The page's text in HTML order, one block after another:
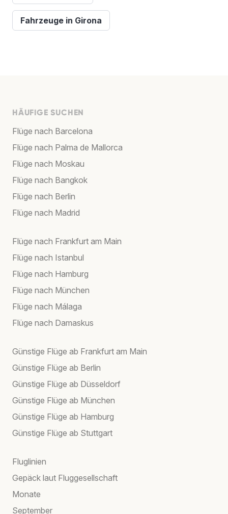
Fahrzeuge in Girona
HÄUFIGE SUCHEN
Flüge nach Barcelona
Flüge nach Palma de Mallorca
Flüge nach Moskau
Flüge nach Bangkok
Flüge nach Berlin
Flüge nach Madrid
Flüge nach Frankfurt am Main
Flüge nach Istanbul
Flüge nach Hamburg
Flüge nach München
Flüge nach Málaga
Flüge nach Damaskus
Günstige Flüge ab Frankfurt am Main
Günstige Flüge ab Berlin
Günstige Flüge ab Düsseldorf
Günstige Flüge ab München
Günstige Flüge ab Hamburg
Günstige Flüge ab Stuttgart
Fluglinien
Gepäck laut Fluggesellschaft
Monate
September